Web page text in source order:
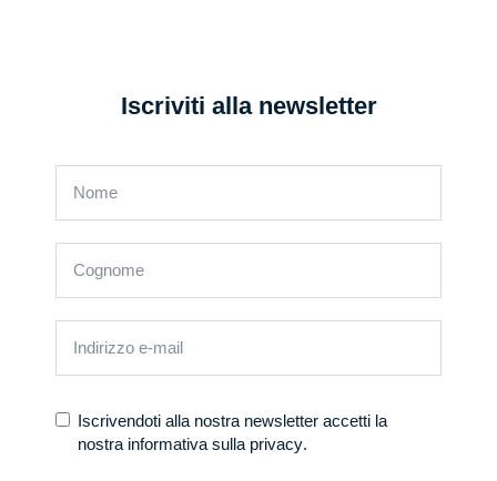
Iscriviti alla newsletter
Iscrivendoti alla nostra newsletter accetti la
nostra informativa sulla privacy.